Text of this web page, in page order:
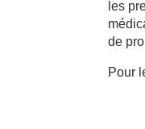
les
de
Pour